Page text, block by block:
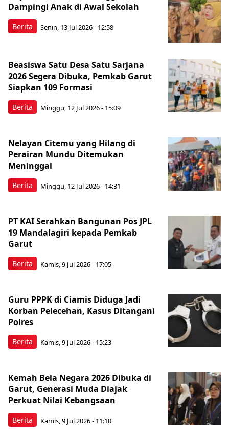
Berita
Dampingi Anak di Awal Sekolah
Senin, 13 Jul 2026 - 12:58
Berita
Beasiswa Satu Desa Satu Sarjana
2026 Segera Dibuka, Pemkab Garut
Siapkan 109 Formasi
Minggu, 12 Jul 2026 - 15:09
Berita
Nelayan Citemu yang Hilang di
Perairan Mundu Ditemukan
Meninggal
Minggu, 12 Jul 2026 - 14:31
Berita
PT KAI Serahkan Bangunan Pos JPL
19 Mandalagiri kepada Pemkab
Garut
Kamis, 9 Jul 2026 - 17:05
Berita
Guru PPPK di Ciamis Diduga Jadi
Korban Pelecehan, Kasus Ditangani
Polres
Kamis, 9 Jul 2026 - 15:23
Berita
Kemah Bela Negara 2026 Dibuka di
Garut, Generasi Muda Diajak
Perkuat Nilai Kebangsaan
Kamis, 9 Jul 2026 - 11:10